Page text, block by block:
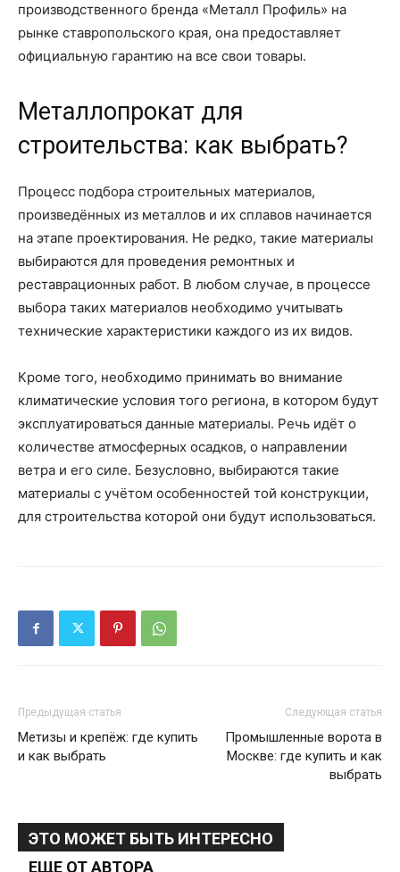
производственного бренда «Металл Профиль» на
рынке ставропольского края, она предоставляет
официальную гарантию на все свои товары.
Металлопрокат для
строительства: как выбрать?
Процесс подбора строительных материалов,
произведённых из металлов и их сплавов начинается
на этапе проектирования. Не редко, такие материалы
выбираются для проведения ремонтных и
реставрационных работ. В любом случае, в процессе
выбора таких материалов необходимо учитывать
технические характеристики каждого из их видов.
Кроме того, необходимо принимать во внимание
климатические условия того региона, в котором будут
эксплуатироваться данные материалы. Речь идёт о
количестве атмосферных осадков, о направлении
ветра и его силе. Безусловно, выбираются такие
материалы с учётом особенностей той конструкции,
для строительства которой они будут использоваться.
Предыдущая статья
Метизы и крепёж: где купить
и как выбрать
Следующая статья
Промышленные ворота в
Москве: где купить и как
выбрать
ЭТО МОЖЕТ БЫТЬ ИНТЕРЕСНО
ЕЩЕ ОТ АВТОРА